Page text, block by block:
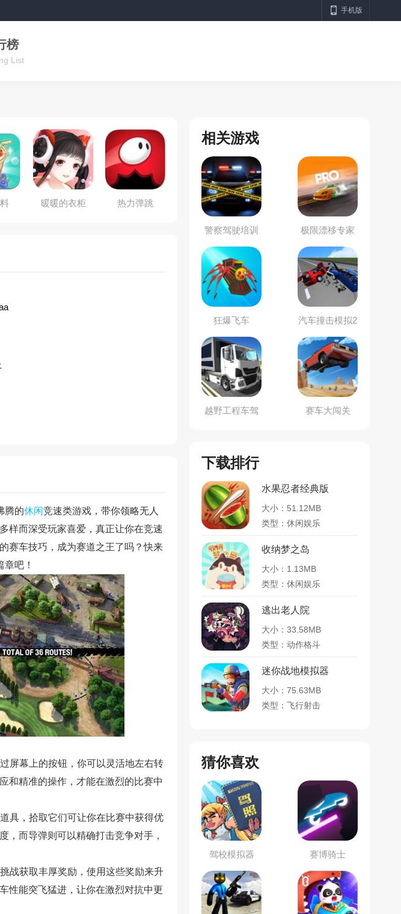
手机版
榜
List
暖暖的衣柜 热力弹跳
腾的休闲竞速类游戏，带你领略无人
样而深受玩家喜爱，真正让你在竞速
赛车技巧，成为赛道之王了吗？快来
吧！
屏幕上的按钮，你可以灵活地左右转
和精准的操作，才能在激烈的比赛中
具，拾取它们可让你在比赛中获得优
，而导弹则可以精确打击竞争对手，
战获取丰厚奖励，使用这些奖励来升
性能突飞猛进，让你在激烈对抗中更
相关游戏
警察驾驶培训
模拟器
极限漂移专家
狂爆飞车 汽车撞击模拟2
越野工程车驾
赛车大闯关
下载排行
水果忍者经典版
大小：51.12MB
类型：休闲娱乐
收纳梦之岛
大小：1.13MB
类型：休闲娱乐
逃出老人院
大小：33.58MB
类型：动作格斗
迷你战地模拟器
大小：75.63MB
类型：飞行射击
猜你喜欢
驾校模拟器 赛博骑士